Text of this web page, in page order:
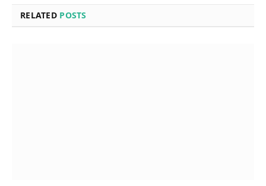
RELATED POSTS